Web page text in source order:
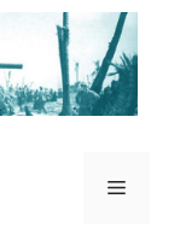
Menú